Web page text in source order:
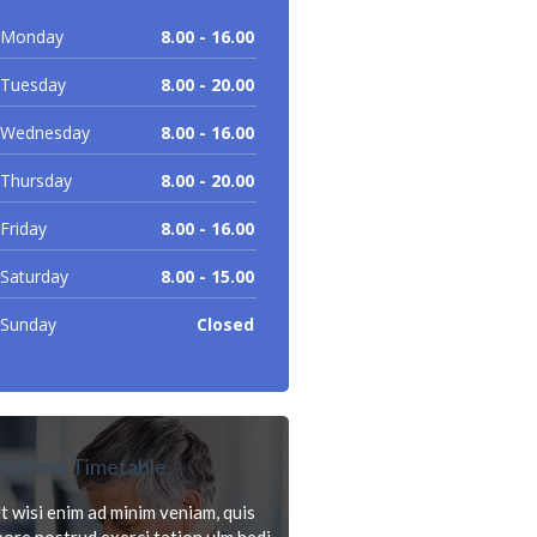
Monday 8.00 - 16.00
Tuesday 8.00 - 20.00
Wednesday 8.00 - 16.00
Thursday 8.00 - 20.00
Friday 8.00 - 16.00
Saturday 8.00 - 15.00
Sunday Closed
Timetable
wisi enim ad minim veniam, quis